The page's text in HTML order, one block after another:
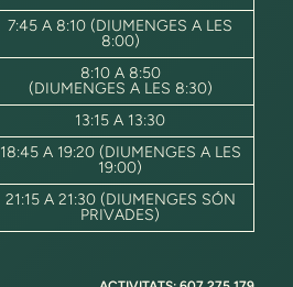
7:45 A 8:10 (DIUMENGES A LES
8:00)
8:10 A 8:50
(DIUMENGES A LES 8:30)
13:15 A 13:30
18:45 A 19:20 (DIUMENGES A LES
19:00)
21:15 A 21:30 (DIUMENGES SÓN
PRIVADES)